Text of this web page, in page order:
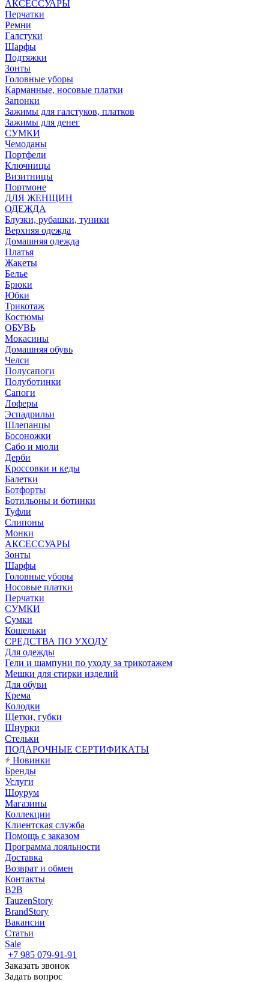
АКСЕССУАРЫ
Перчатки
Ремни
Галстуки
Шарфы
Подтяжки
Зонты
Головные уборы
Карманные, носовые платки
Запонки
Зажимы для галстуков, платков
Зажимы для денег
СУМКИ
Чемоданы
Портфели
Ключницы
Визитницы
Портмоне
ДЛЯ ЖЕНЩИН
ОДЕЖДА
Блузки, рубашки, туники
Верхняя одежда
Домашняя одежда
Платья
Жакеты
Белье
Брюки
Юбки
Трикотаж
Костюмы
ОБУВЬ
Мокасины
Домашняя обувь
Челси
Полусапоги
Полуботинки
Сапоги
Лоферы
Эспадрильи
Шлепанцы
Босоножки
Сабо и мюли
Дерби
Кроссовки и кеды
Балетки
Ботфорты
Ботильоны и ботинки
Туфли
Слипоны
Монки
АКСЕССУАРЫ
Зонты
Шарфы
Головные уборы
Носовые платки
Перчатки
СУМКИ
Сумки
Кошельки
CРЕДСТВА ПО УХОДУ
Для одежды
Гели и шампуни по уходу за трикотажем
Мешки для стирки изделий
Для обуви
Крема
Колодки
Щетки, губки
Шнурки
Стельки
ПОДАРОЧНЫЕ СЕРТИФИКАТЫ
Новинки
Бренды
Услуги
Шоурум
Магазины
Коллекции
Клиентская служба
Помощь с заказом
Программа лояльности
Доставка
Возврат и обмен
Контакты
B2B
TauzenStory
BrandStory
Вакансии
Статьи
Sale
+7 985 079-91-91
Заказать звонок
Задать вопрос